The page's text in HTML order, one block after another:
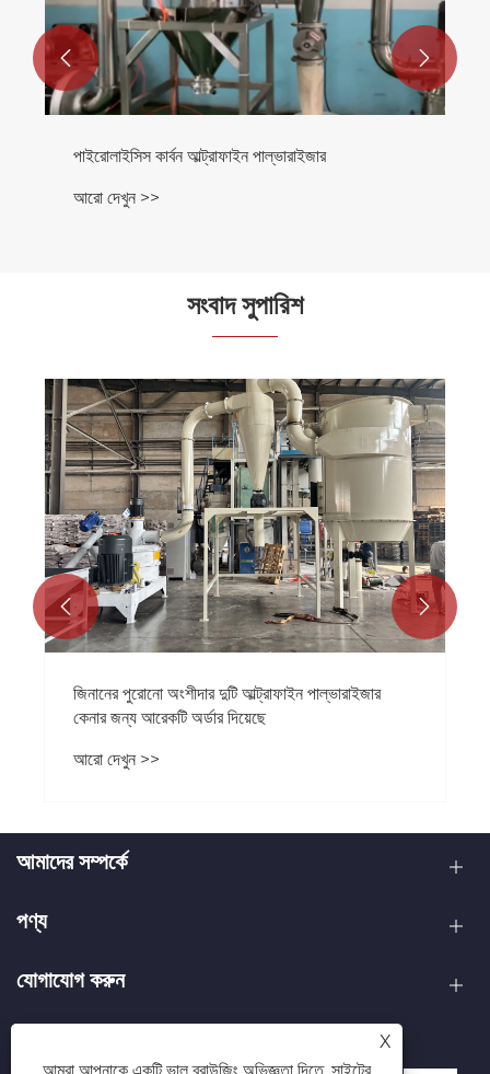
পাইরোলাইসিস কার্বন আল্ট্রাফাইন পাল্ভারাইজার
আরো দেখুন >>
 
সংবাদ সুপারিশ
জিনানের পুরোনো অংশীদার দুটি আল্ট্রাফাইন পাল্ভারাইজার
কেনার জন্য আরেকটি অর্ডার দিয়েছে
আরো দেখুন >>
 
আমাদের সম্পর্কে
পণ্য
যোগাযোগ করুন
X